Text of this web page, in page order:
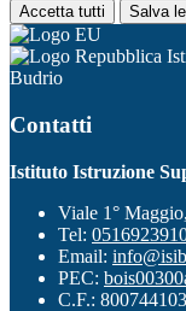
Accetta tutti Salva
Budrio
Contatti
Istituto Istruzione
Viale 1°
Tel:
Email:
PEC:
C.F.: